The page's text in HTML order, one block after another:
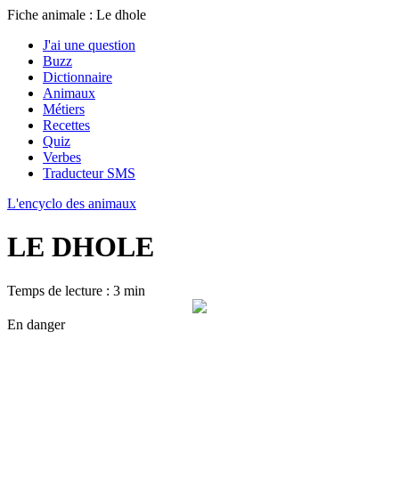
Fiche animale : Le dhole
J'ai une question
Buzz
Dictionnaire
Animaux
Métiers
Recettes
Quiz
Verbes
Traducteur SMS
L'encyclo des animaux
LE DHOLE
Temps de lecture : 3 min
En danger